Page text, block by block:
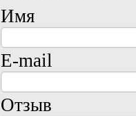
Имя
E-mail
Отзыв